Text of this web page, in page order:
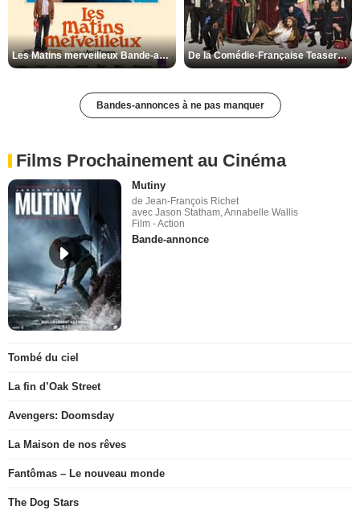
Les Matins merveilleux Bande-annonce VF De la Comédie-Française Teaser VF
Bandes-annonces à ne pas manquer
Films Prochainement au Cinéma
Mutiny
de Jean-François Richet
avec Jason Statham, Annabelle Wallis
Film - Action
Bande-annonce
Tombé du ciel
La fin d’Oak Street
Avengers: Doomsday
La Maison de nos rêves
Fantômas – Le nouveau monde
The Dog Stars